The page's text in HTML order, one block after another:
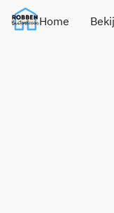
Home